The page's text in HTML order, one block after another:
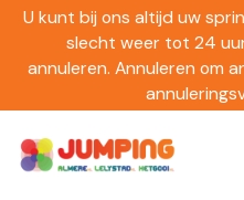
U kunt bij ons altijd uw
slecht weer tot 24
annuleren. Annuleren om